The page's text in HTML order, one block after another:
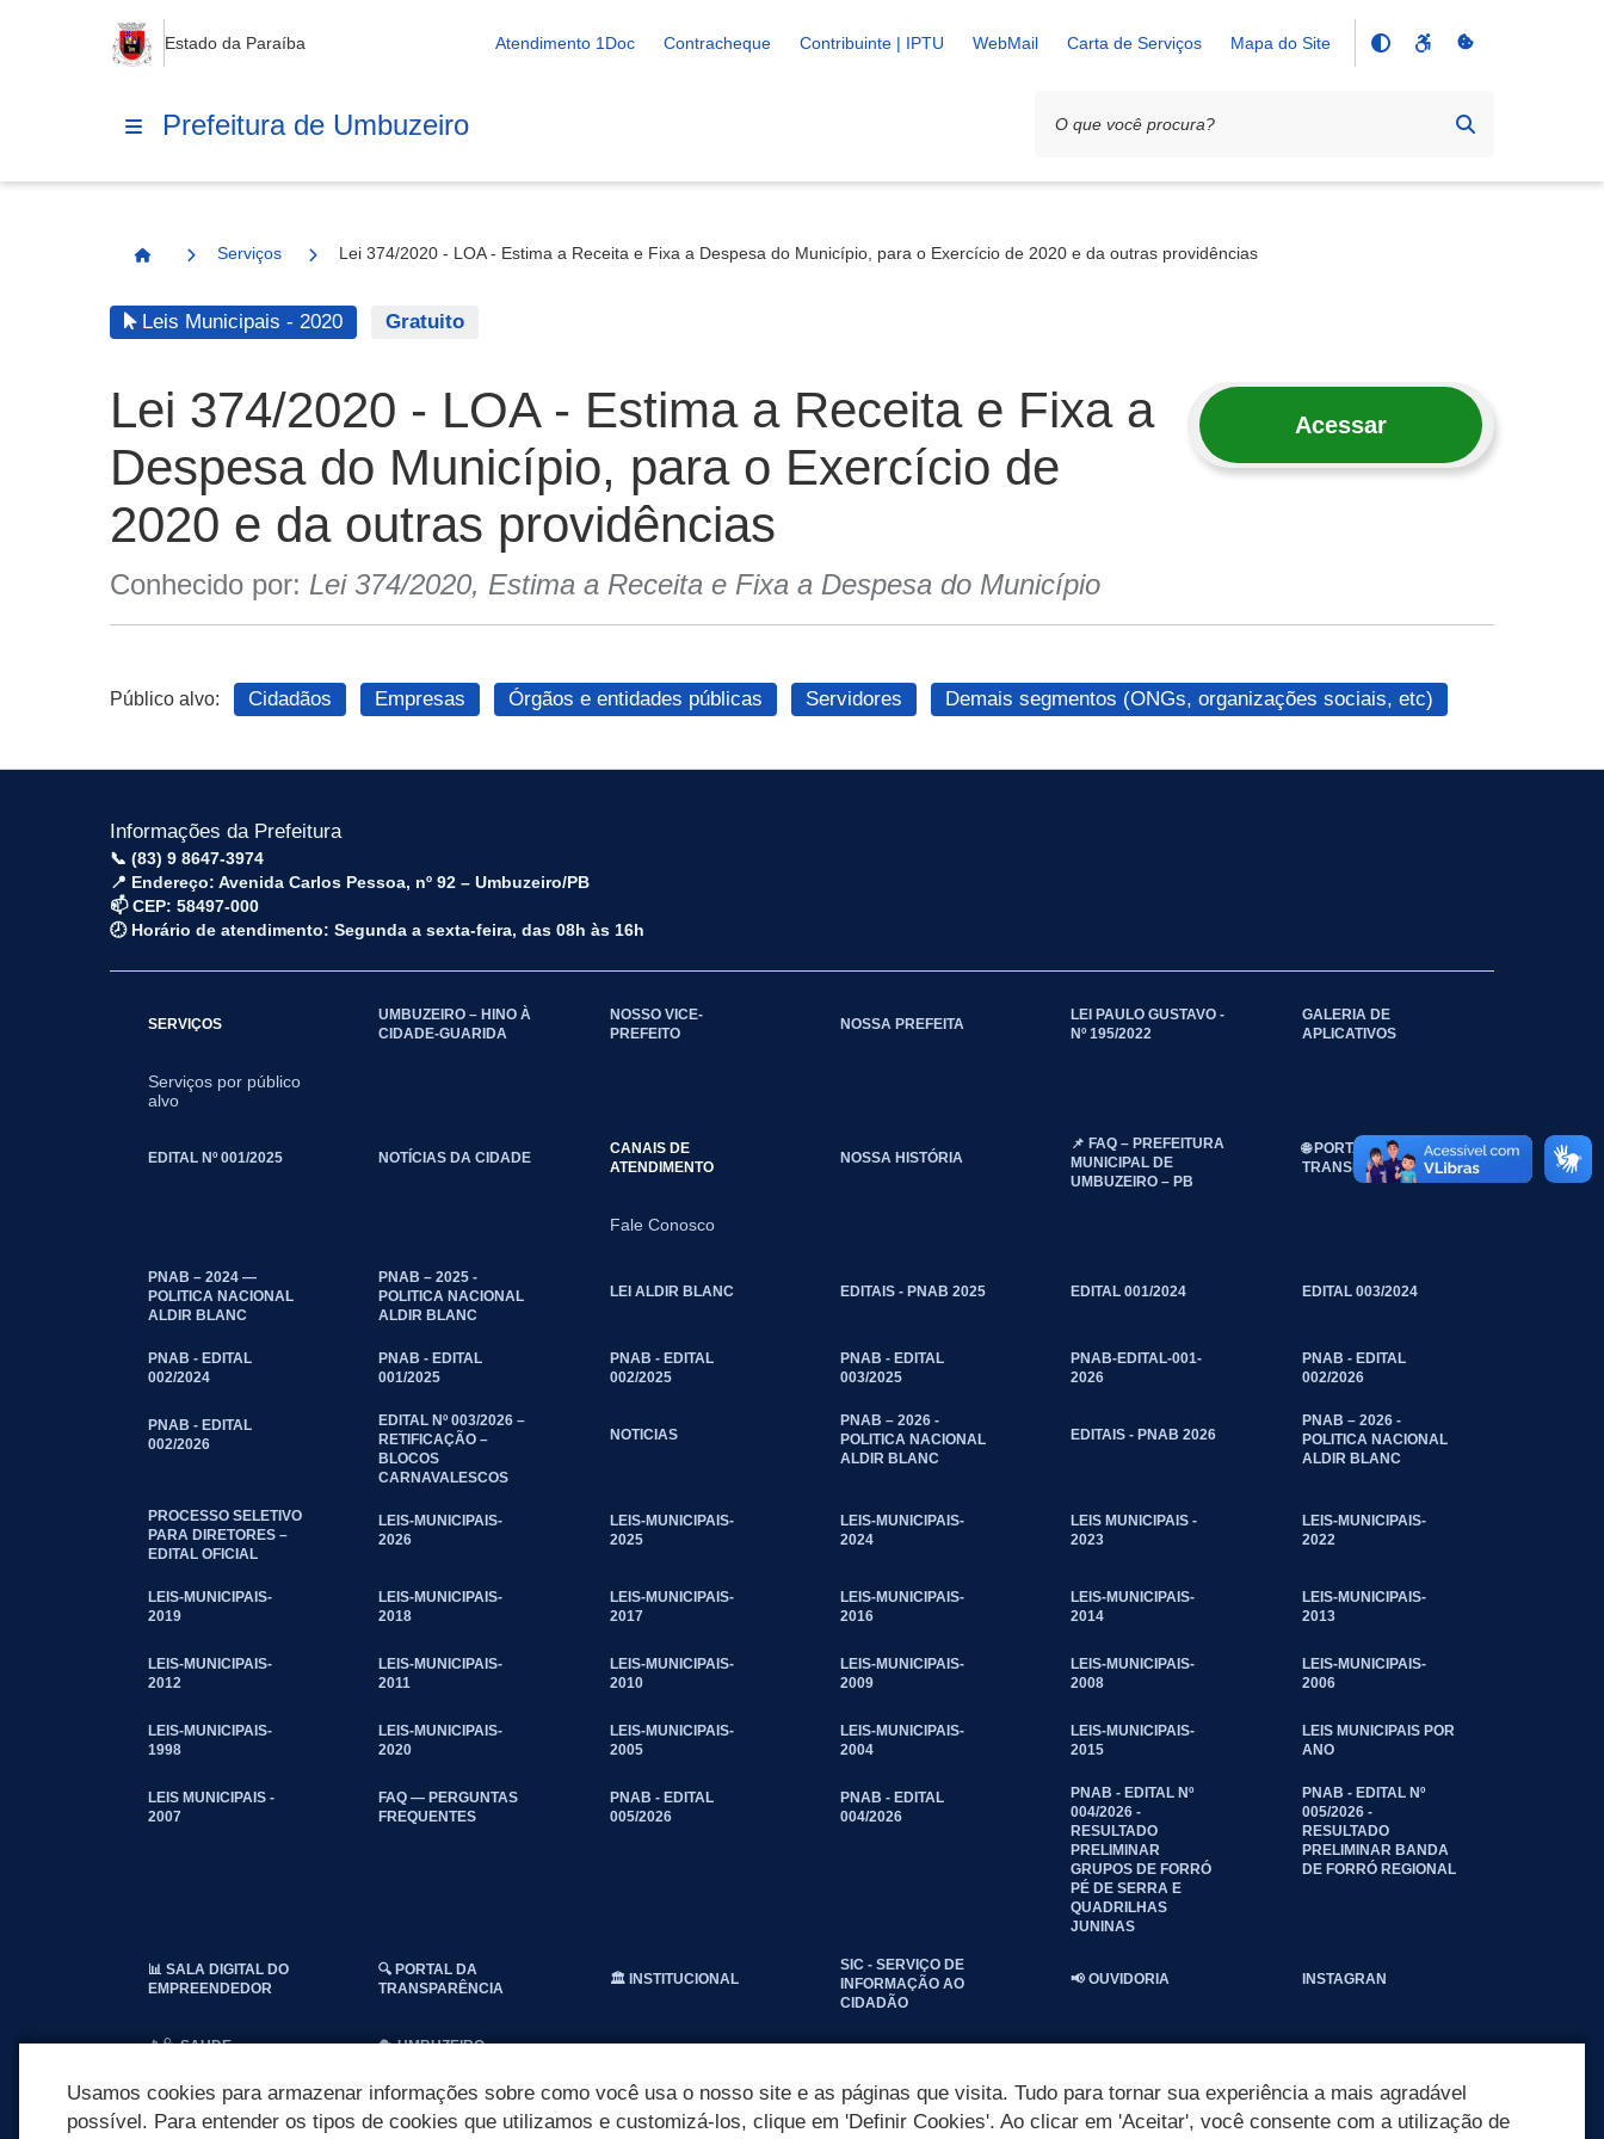
Estado da Paraíba Atendimento 1Doc Contracheque Contribuinte | IPTU WebMail Carta de Serviços Mapa do Site
Prefeitura de Umbuzeiro
Página Inicial
Serviços Lei 374/2020 - LOA - Estima a Receita e Fixa a Despesa do Município, para o Exercício de 2020 e da outras providências
Leis Municipais - 2020 Gratuito
Lei 374/2020 - LOA - Estima a Receita e Fixa a
Despesa do Município, para o Exercício de
2020 e da outras providências
Conhecido por: Lei 374/2020, Estima a Receita e Fixa a Despesa do Município
Acessar
Público alvo: Cidadãos Empresas Órgãos e entidades públicas Servidores Demais segmentos (ONGs, organizações sociais, etc)
Informações da Prefeitura
📞 (83) 9 8647-3974
📍 Endereço: Avenida Carlos Pessoa, nº 92 – Umbuzeiro/PB
📫 CEP: 58497-000
🕗 Horário de atendimento: Segunda a sexta-feira, das 08h às 16h
SERVIÇOS
Serviços por público
alvo
UMBUZEIRO – HINO À
CIDADE-GUARIDA
NOSSO VICE-
PREFEITO
NOSSA PREFEITA
LEI PAULO GUSTAVO -
Nº 195/2022
GALERIA DE
APLICATIVOS
EDITAL Nº 001/2025 NOTÍCIAS DA CIDADE
CANAIS DE
ATENDIMENTO
Fale Conosco
NOSSA HISTÓRIA
📌 FAQ – PREFEITURA
MUNICIPAL DE
UMBUZEIRO – PB
🌐 PORTAL DA
TRANSPARÊNCIA
PNAB – 2024 —
POLITICA NACIONAL
ALDIR BLANC
PNAB – 2025 -
POLITICA NACIONAL
ALDIR BLANC
LEI ALDIR BLANC EDITAIS - PNAB 2025 EDITAL 001/2024 EDITAL 003/2024
PNAB - EDITAL
002/2024
PNAB - EDITAL
001/2025
PNAB - EDITAL
002/2025
PNAB - EDITAL
003/2025
PNAB-EDITAL-001-
2026
PNAB - EDITAL
002/2026
PNAB - EDITAL
002/2026
EDITAL Nº 003/2026 –
RETIFICAÇÃO –
BLOCOS
CARNAVALESCOS
NOTICIAS
PNAB – 2026 -
POLITICA NACIONAL
ALDIR BLANC
EDITAIS - PNAB 2026
PNAB – 2026 -
POLITICA NACIONAL
ALDIR BLANC
PROCESSO SELETIVO
PARA DIRETORES –
EDITAL OFICIAL
LEIS-MUNICIPAIS-
2026
LEIS-MUNICIPAIS-
2025
LEIS-MUNICIPAIS-
2024
LEIS MUNICIPAIS -
2023
LEIS-MUNICIPAIS-
2022
LEIS-MUNICIPAIS-
2019
LEIS-MUNICIPAIS-
2018
LEIS-MUNICIPAIS-
2017
LEIS-MUNICIPAIS-
2016
LEIS-MUNICIPAIS-
2014
LEIS-MUNICIPAIS-
2013
LEIS-MUNICIPAIS-
2012
LEIS-MUNICIPAIS-
2011
LEIS-MUNICIPAIS-
2010
LEIS-MUNICIPAIS-
2009
LEIS-MUNICIPAIS-
2008
LEIS-MUNICIPAIS-
2006
LEIS-MUNICIPAIS-
1998
LEIS-MUNICIPAIS-
2020
LEIS-MUNICIPAIS-
2005
LEIS-MUNICIPAIS-
2004
LEIS-MUNICIPAIS-
2015
LEIS MUNICIPAIS POR
ANO
LEIS MUNICIPAIS -
2007
FAQ — PERGUNTAS
FREQUENTES
PNAB - EDITAL
005/2026
PNAB - EDITAL
004/2026
PNAB - EDITAL Nº
004/2026 -
RESULTADO
PRELIMINAR
GRUPOS DE FORRÓ
PÉ DE SERRA E
QUADRILHAS
JUNINAS
PNAB - EDITAL Nº
005/2026 -
RESULTADO
PRELIMINAR BANDA
DE FORRÓ REGIONAL
📊 SALA DIGITAL DO
EMPREENDEDOR
🔍 PORTAL DA
TRANSPARÊNCIA
🏛️ INSTITUCIONAL
SIC - SERVIÇO DE
INFORMAÇÃO AO
CIDADÃO
📢 OUVIDORIA INSTAGRAN
📱🩺 SAUDE
🎭 UMBUZEIRO
Usamos cookies para armazenar informações sobre como você usa o nosso site e as páginas que visita. Tudo para tornar sua experiência a mais agradável
possível. Para entender os tipos de cookies que utilizamos e customizá-los, clique em 'Definir Cookies'. Ao clicar em 'Aceitar', você consente com a utilização de